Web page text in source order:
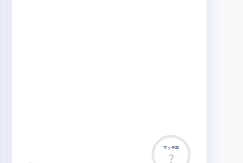
マッチ率